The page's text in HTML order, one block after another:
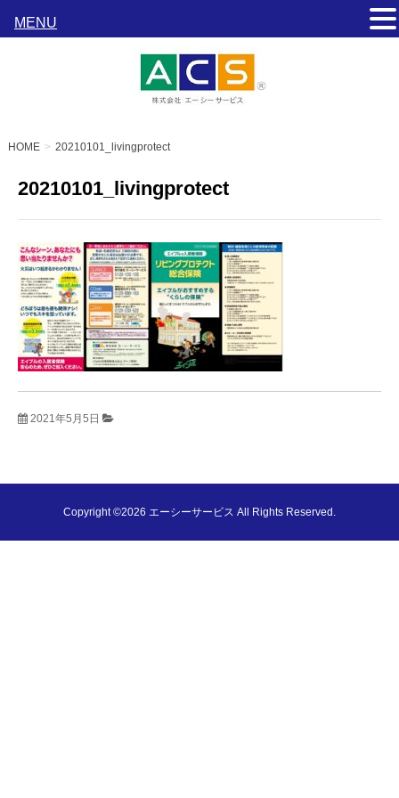
HOME 20210101_livingprotect
20210101_livingprotect
2021年5月5日
Copyright ©2026 エーシーサービス All Rights Reserved.
MENU